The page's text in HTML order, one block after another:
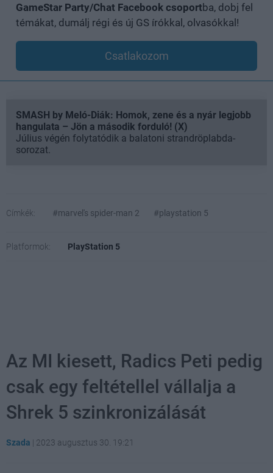
GameStar Party/Chat Facebook csoportba, dobj fel
témákat, dumálj régi és új GS írókkal, olvasókkal!
Csatlakozom
SMASH by Meló-Diák: Homok, zene és a nyár legjobb
hangulata – Jön a második forduló! (X)
Július végén folytatódik a balatoni strandröplabda-
sorozat.
Címkék: #marvel's spider-man 2 #playstation 5
Platformok: PlayStation 5
Az MI kiesett, Radics Peti pedig
csak egy feltétellel vállalja a
Shrek 5 szinkronizálását
Szada | 2023 augusztus 30. 19:21